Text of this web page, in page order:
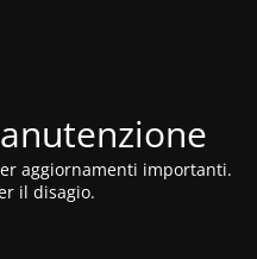
aggiornamenti importanti.
il disagio.